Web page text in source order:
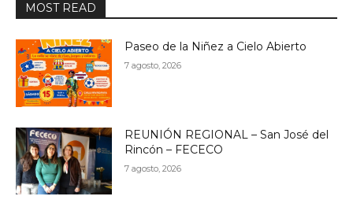
MOST READ
Paseo de la Niñez a Cielo Abierto
7 agosto, 2026
REUNIÓN REGIONAL – San José del
Rincón – FECECO
7 agosto, 2026